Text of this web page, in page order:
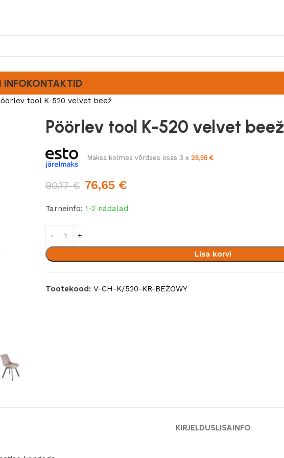
INFOKONTAKTID
tool K-520 velvet beež
Pöörlev tool K-520 velvet beež
Maksa kolmes võrdses osas 3 x 25,55 €
90,17€ 76,65 €
Tarneinfo: 1-2 nädalad
Lisa korvi
Tootekood: V-CH-K/520-KR-BEŻOWY
KIRJELDUSLISAINFO